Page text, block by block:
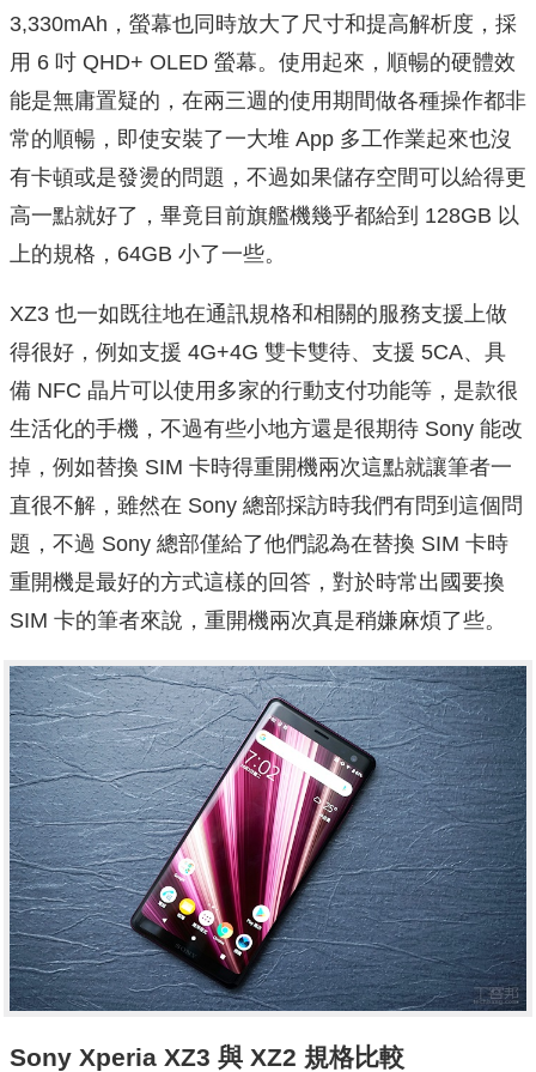
3,330mAh，螢幕也同時放大了尺寸和提高解析度，採
用 6 吋 QHD+ OLED 螢幕。使用起來，順暢的硬體效
能是無庸置疑的，在兩三週的使用期間做各種操作都非
常的順暢，即使安裝了一大堆 App 多工作業起來也沒
有卡頓或是發燙的問題，不過如果儲存空間可以給得更
高一點就好了，畢竟目前旗艦機幾乎都給到 128GB 以
上的規格，64GB 小了一些。
XZ3 也一如既往地在通訊規格和相關的服務支援上做
得很好，例如支援 4G+4G 雙卡雙待、支援 5CA、具
備 NFC 晶片可以使用多家的行動支付功能等，是款很
生活化的手機，不過有些小地方還是很期待 Sony 能改
掉，例如替換 SIM 卡時得重開機兩次這點就讓筆者一
直很不解，雖然在 Sony 總部採訪時我們有問到這個問
題，不過 Sony 總部僅給了他們認為在替換 SIM 卡時
重開機是最好的方式這樣的回答，對於時常出國要換
SIM 卡的筆者來說，重開機兩次真是稍嫌麻煩了些。
Sony Xperia XZ3 與 XZ2 規格比較